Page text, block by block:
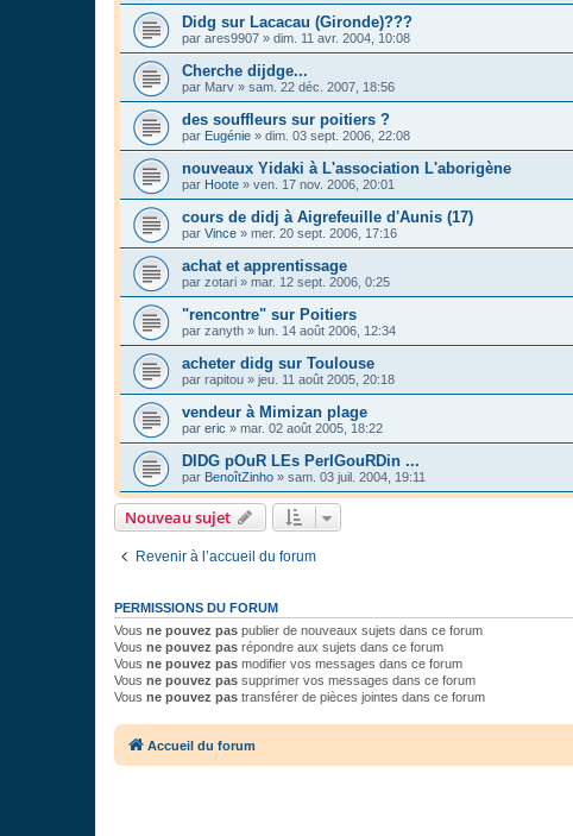
Didg sur Lacacau (Gironde)???
par ares9907 » dim. 11 avr. 2004, 10:08
Cherche dijdge...
par Marv » sam. 22 déc. 2007, 18:56
des souffleurs sur poitiers ?
par Eugénie » dim. 03 sept. 2006, 22:08
nouveaux Yidaki à L'association L'aborigène
par Hoote » ven. 17 nov. 2006, 20:01
cours de didj à Aigrefeuille d'Aunis (17)
par Vince » mer. 20 sept. 2006, 17:16
achat et apprentissage
par zotari » mar. 12 sept. 2006, 0:25
"rencontre" sur Poitiers
par zanyth » lun. 14 août 2006, 12:34
acheter didg sur Toulouse
par rapitou » jeu. 11 août 2005, 20:18
vendeur à Mimizan plage
par eric » mar. 02 août 2005, 18:22
DIDG pOuR LEs PerIGouRDin ...
par BenoîtZinho » sam. 03 juil. 2004, 19:11
Nouveau sujet
Revenir à l’accueil du forum
PERMISSIONS DU FORUM
Vous ne pouvez pas publier de nouveaux sujets dans ce forum
Vous ne pouvez pas répondre aux sujets dans ce forum
Vous ne pouvez pas modifier vos messages dans ce forum
Vous ne pouvez pas supprimer vos messages dans ce forum
Vous ne pouvez pas transférer de pièces jointes dans ce forum
Accueil du forum